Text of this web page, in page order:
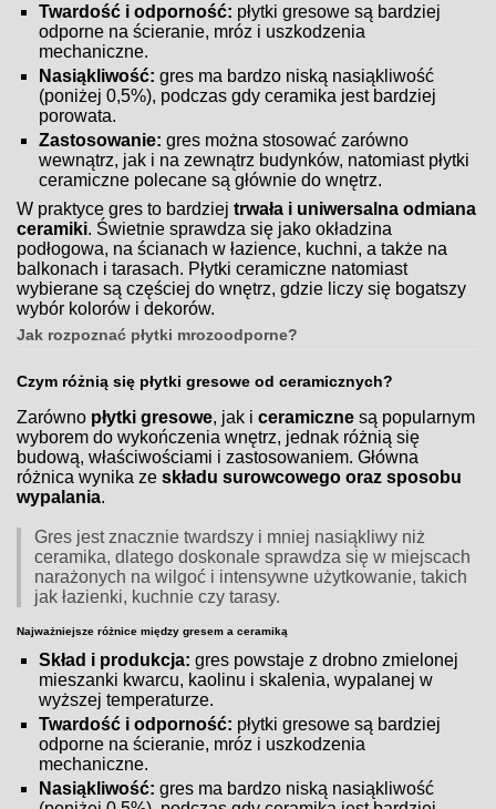
Twardość i odporność: płytki gresowe są bardziej
odporne na ścieranie, mróz i uszkodzenia
mechaniczne.
Nasiąkliwość: gres ma bardzo niską nasiąkliwość
(poniżej 0,5%), podczas gdy ceramika jest bardziej
porowata.
Zastosowanie: gres można stosować zarówno
wewnątrz, jak i na zewnątrz budynków, natomiast płytki
ceramiczne polecane są głównie do wnętrz.
W praktyce gres to bardziejtrwała i uniwersalna odmiana
ceramiki. Świetnie sprawdza się jako okładzina
podłogowa, na ścianach w łazience, kuchni, a także na
balkonach i tarasach. Płytki ceramiczne natomiast
wybierane są częściej do wnętrz, gdzie liczy się bogatszy
wybór kolorów i dekorów.
Jak rozpoznać płytki mrozoodporne?
Czym różnią się płytki gresowe od ceramicznych?
Zarówno płytki gresowe, jak iceramiczne są popularnym
wyborem do wykończenia wnętrz, jednak różnią się
budową, właściwościami i zastosowaniem. Główna
różnica wynika zeskładu surowcowego oraz sposobu
wypalania.
Gres jest znacznie twardszy i mniej nasiąkliwy niż
ceramika, dlatego doskonale sprawdza się w miejscach
narażonych na wilgoć i intensywne użytkowanie, takich
jak łazienki, kuchnie czy tarasy.
Najważniejsze różnice między gresem a ceramiką
Skład i produkcja: gres powstaje z drobno zmielonej
mieszanki kwarcu, kaolinu i skalenia, wypalanej w
wyższej temperaturze.
Twardość i odporność: płytki gresowe są bardziej
odporne na ścieranie, mróz i uszkodzenia
mechaniczne.
Nasiąkliwość: gres ma bardzo niską nasiąkliwość